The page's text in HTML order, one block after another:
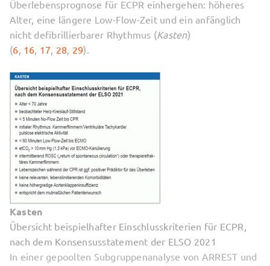
Überlebensprognose für ECPR einhergehen: höheres
Alter, eine längere Low-Flow-Zeit und ein anfänglich
nicht defibrillierbarer Rhythmus (Kasten)
(6 16 17 28 29).
Kasten
Übersicht beispielhafter Einschlusskriterien für ECPR,
nach dem Konsensusstatement der ELSO 2021
In einer gepoolten Subgruppenanalyse von ARREST und